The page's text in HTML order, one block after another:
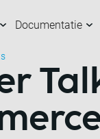
Documentatie